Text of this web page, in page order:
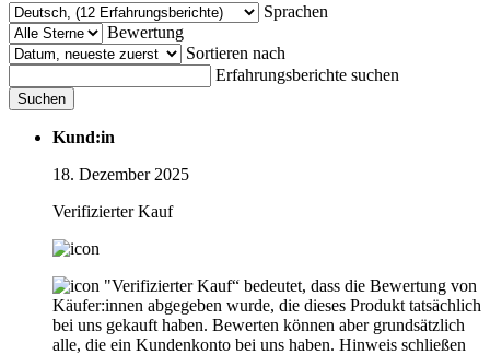
Sprachen
Bewertung
Sortieren nach
Erfahrungsberichte suchen
Suchen
Kund:in
18. Dezember 2025
Verifizierter Kauf
"Verifizierter Kauf“ bedeutet, dass die Bewertung von
Käufer:innen abgegeben wurde, die dieses Produkt tatsächlich
bei uns gekauft haben. Bewerten können aber grundsätzlich
alle, die ein Kundenkonto bei uns haben. Hinweis schließen